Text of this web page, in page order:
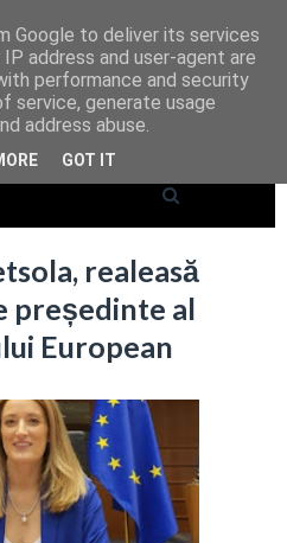
realeasă
președinte al
European
Google to deliver its services
address and user-agent are
performance and security
service, generate usage
address abuse.
GOT IT